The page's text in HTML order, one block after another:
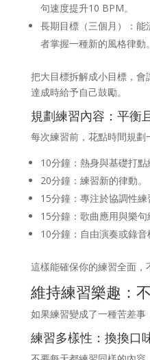
句速度提升10 BPM。
長期目標（三個月）：
者掌握一種新的風格律動。
把大目標拆解成小目標，
達成時給予自己鼓勵。
規劃練習內容：平衡
每次練習前，花點時間規劃
10分鐘：熱身與基礎打點
20分鐘：練習新的律動。
15分鐘：專注於協調性練
15分鐘：歌曲應用與樂句
10分鐘：自由演奏或錄音
這樣能確保你的練習全面，
維持練習樂趣：
如果練習變成了一種苦差事
練習多樣性：換換口